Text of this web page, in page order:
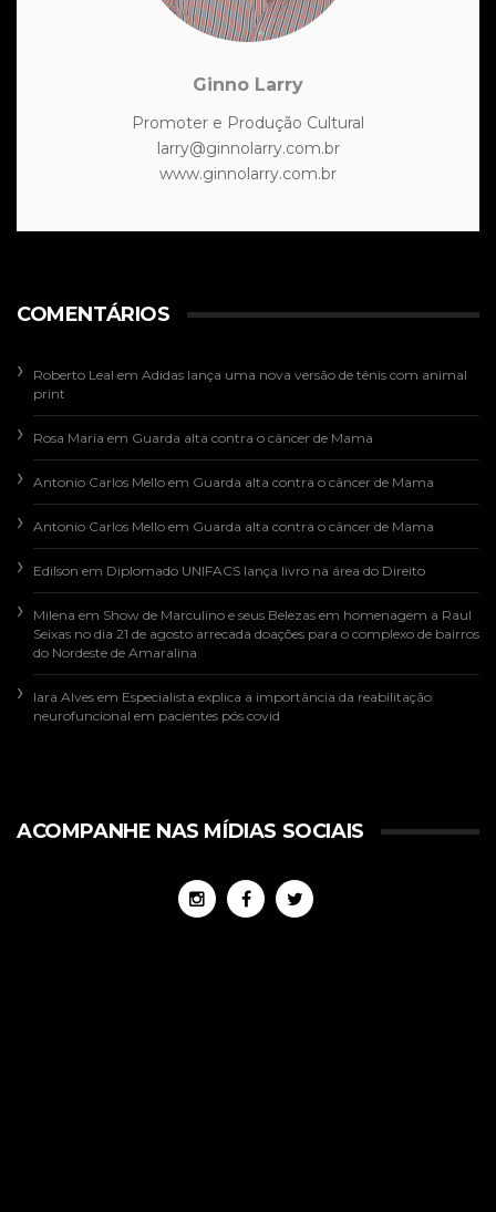
Ginno Larry
Promoter e Produção Cultural
larry@ginnolarry.com.br
www.ginnolarry.com.br
COMENTÁRIOS
Roberto Leal em Adidas lança uma nova versão de tênis com animal
print
Rosa Maria em Guarda alta contra o câncer de Mama
Antonio Carlos Mello em Guarda alta contra o câncer de Mama
Antonio Carlos Mello em Guarda alta contra o câncer de Mama
Edilson em Diplomado UNIFACS lança livro na área do Direito
Milena em Show de Marculino e seus Belezas em homenagem a Raul
Seixas no dia 21 de agosto arrecada doações para o complexo de bairros
do Nordeste de Amaralina
Iara Alves em Especialista explica a importância da reabilitação
neurofuncional em pacientes pós covid
ACOMPANHE NAS MÍDIAS SOCIAIS